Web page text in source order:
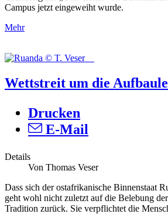
Campus jetzt eingeweiht wurde.
Mehr
Wettstreit um die
Drucken
E-Mail
Details
Von Thomas Veser
Dass sich der ostafrikanische Binnenstaat
geht wohl nicht zuletzt auf die Belebung
Tradition zurück. Sie verpflichtet die